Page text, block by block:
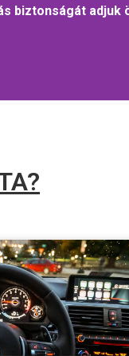
biztonságát adjuk